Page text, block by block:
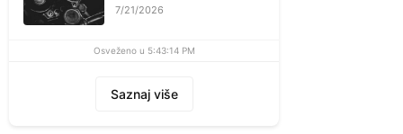
7/21/2026
Osveženo u 5:43:14 PM
Saznaj više